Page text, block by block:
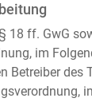
18 ff. GwG
im
des